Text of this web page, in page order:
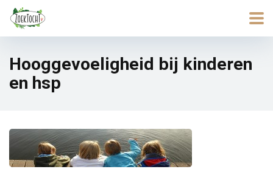
Hooggevoeligheid bij kinderen
en hsp